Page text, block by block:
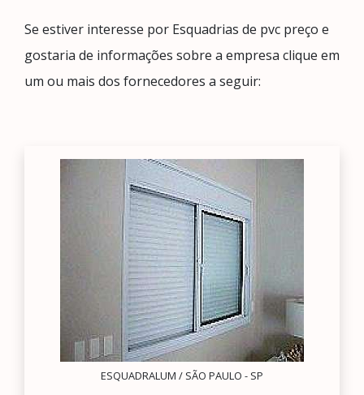
Se estiver interesse por Esquadrias de pvc preço e
gostaria de informações sobre a empresa clique em
um ou mais dos fornecedores a seguir:
ESQUADRALUM / SÃO PAULO - SP